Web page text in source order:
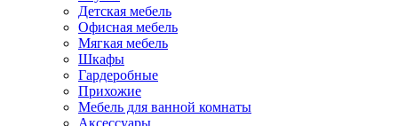
Детская мебель
Офисная мебель
Мягкая мебель
Шкафы
Гардеробные
Прихожие
Мебель для ванной комнаты
Аксессуары